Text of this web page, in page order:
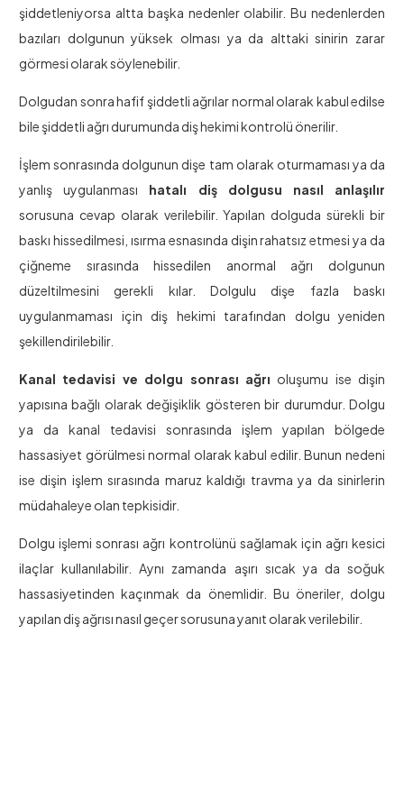
şiddetleniyorsa altta başka nedenler olabilir. Bu nedenlerden
bazıları dolgunun yüksek olması ya da alttaki sinirin zarar
görmesi olarak söylenebilir.
Dolgudan sonra hafif şiddetli ağrılar normal olarak kabul edilse
bile şiddetli ağrı durumunda diş hekimi kontrolü önerilir.
İşlem sonrasında dolgunun dişe tam olarak oturmaması ya da
yanlış uygulanması hatalı diş dolgusu nasıl anlaşılır
sorusuna cevap olarak verilebilir. Yapılan dolguda sürekli bir
baskı hissedilmesi, ısırma esnasında dişin rahatsız etmesi ya da
çiğneme sırasında hissedilen anormal ağrı dolgunun
düzeltilmesini gerekli kılar. Dolgulu dişe fazla baskı
uygulanmaması için diş hekimi tarafından dolgu yeniden
şekillendirilebilir.
Kanal tedavisi ve dolgu sonrası ağrı oluşumu ise dişin
yapısına bağlı olarak değişiklik gösteren bir durumdur. Dolgu
ya da kanal tedavisi sonrasında işlem yapılan bölgede
hassasiyet görülmesi normal olarak kabul edilir. Bunun nedeni
ise dişin işlem sırasında maruz kaldığı travma ya da sinirlerin
müdahaleye olan tepkisidir.
Dolgu işlemi sonrası ağrı kontrolünü sağlamak için ağrı kesici
ilaçlar kullanılabilir. Aynı zamanda aşırı sıcak ya da soğuk
hassasiyetinden kaçınmak da önemlidir. Bu öneriler, dolgu
yapılan diş ağrısı nasıl geçer sorusuna yanıt olarak verilebilir.